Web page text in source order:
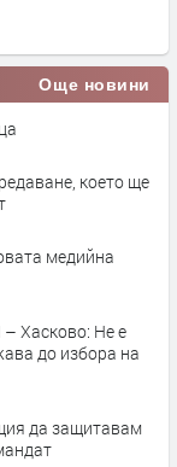
Още новини
което ще
медийна
Хасково: Не е
до избора на
да защитавам